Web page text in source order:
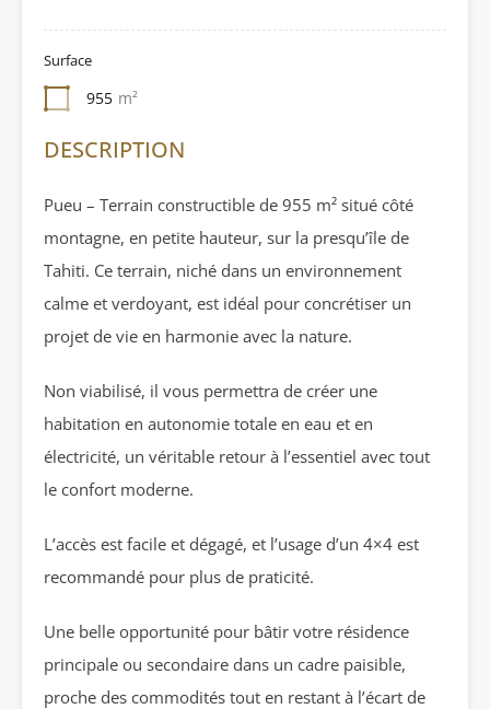
Surface
955 m²
DESCRIPTION
Pueu – Terrain constructible de 955 m² situé côté
montagne, en petite hauteur, sur la presqu’île de
Tahiti. Ce terrain, niché dans un environnement
calme et verdoyant, est idéal pour concrétiser un
projet de vie en harmonie avec la nature.
Non viabilisé, il vous permettra de créer une
habitation en autonomie totale en eau et en
électricité, un véritable retour à l’essentiel avec tout
le confort moderne.
L’accès est facile et dégagé, et l’usage d’un 4×4 est
recommandé pour plus de praticité.
Une belle opportunité pour bâtir votre résidence
principale ou secondaire dans un cadre paisible,
proche des commodités tout en restant à l’écart de